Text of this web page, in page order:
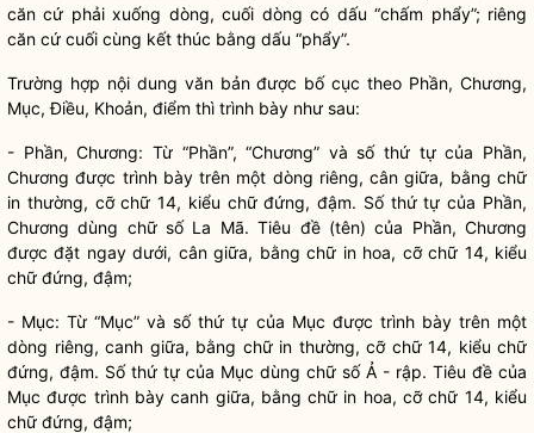
căn cứ phải xuống dòng, cuối dòng có dấu “chấm phẩy”; riêng
căn cứ cuối cùng kết thúc bằng dấu “phẩy”.
Trường hợp nội dung văn bản được bố cục theo Phần, Chương,
Mục, Điều, Khoản, điểm thì trình bày như sau:
- Phần, Chương: Từ “Phần”, “Chương” và số thứ tự của Phần,
Chương được trình bày trên một dòng riêng, cân giữa, bằng chữ
in thường, cỡ chữ 14, kiểu chữ đứng, đậm. Số thứ tự của Phần,
Chương dùng chữ số La Mã. Tiêu đề (tên) của Phần, Chương
được đặt ngay dưới, cân giữa, bằng chữ in hoa, cỡ chữ 14, kiểu
chữ đứng, đậm;
- Mục: Từ “Mục” và số thứ tự của Mục được trình bày trên một
dòng riêng, canh giữa, bằng chữ in thường, cỡ chữ 14, kiểu chữ
đứng, đậm. Số thứ tự của Mục dùng chữ số Ả - rập. Tiêu đề của
Mục được trình bày canh giữa, bằng chữ in hoa, cỡ chữ 14, kiểu
chữ đứng, đậm;